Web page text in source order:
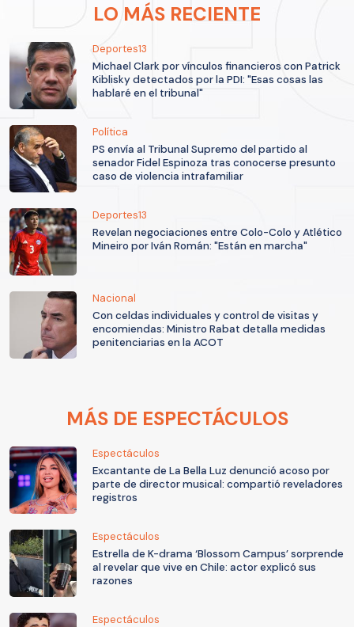
LO MÁS RECIENTE
Deportes13
Michael Clark por vínculos financieros con Patrick
Kiblisky detectados por la PDI: "Esas cosas las
hablaré en el tribunal"
Política
PS envía al Tribunal Supremo del partido al
senador Fidel Espinoza tras conocerse presunto
caso de violencia intrafamiliar
Deportes13
Revelan negociaciones entre Colo-Colo y Atlético
Mineiro por Iván Román: "Están en marcha"
Nacional
Con celdas individuales y control de visitas y
encomiendas: Ministro Rabat detalla medidas
penitenciarias en la ACOT
MÁS DE ESPECTÁCULOS
Espectáculos
Excantante de La Bella Luz denunció acoso por
parte de director musical: compartió reveladores
registros
Espectáculos
Estrella de K-drama ‘Blossom Campus’ sorprende
al revelar que vive en Chile: actor explicó sus
razones
Espectáculos